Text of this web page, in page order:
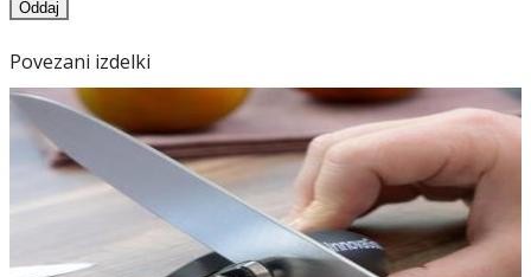
Povezani izdelki